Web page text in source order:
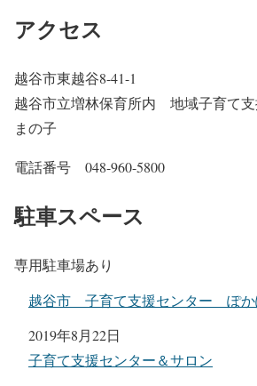
アクセス
越谷市東越谷8-41-1
越谷市立増林保育所内 地域子育て
まの子
電話番号 048-960-5800
駐車スペース
専用駐車場あり
越谷市 子育て支援センター ぽか
日付
2019年8月22日
関連理由
子育て支援センター＆サロン